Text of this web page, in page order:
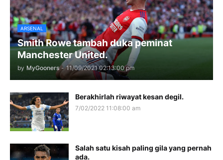
ARSENAL
Smith Rowe tambah duka peminat
Manchester United.
by MyGooners - 11/09/2021 02:13:00 pm
Berakhirlah riwayat kesan degil.
7/02/2022 11:08:00 am
Salah satu kisah paling gila yang pernah
ada.